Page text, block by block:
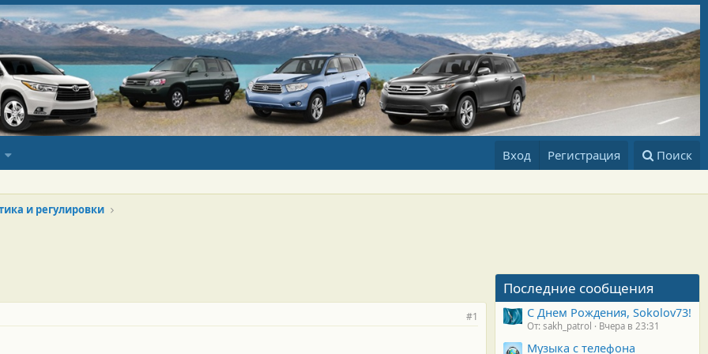
Вход Регистрация Поиск
и регулировки
#1
Последние сообщения
С Днем Рождения, Sokolov73!
От: sakh_patrol Вчера в 23:31
Музыка с телефона